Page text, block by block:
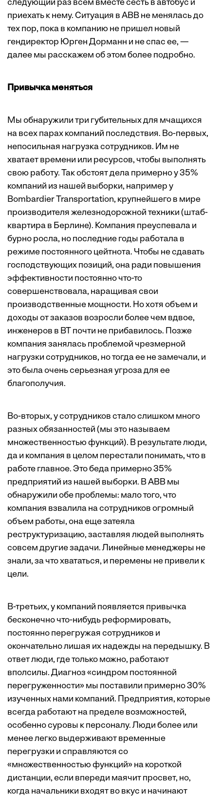
следующий раз всем вместе сесть в автобус и
приехать к нему. Ситуация в АВВ не менялась до
тех пор, пока в компанию не пришел новый
гендиректор Юрген Дорманн и не спас ее, —
далее мы расскажем об этом более подробно.
Привычка меняться
Мы обнаружили три губительных для мчащихся
на всех парах компаний последствия. Во-первых,
непосильная нагрузка сотрудников. Им не
хватает времени или ресурсов, чтобы выполнять
свою работу. Так обстоят дела примерно у 35%
компаний из нашей выборки, например у
Bombardier Transportation, крупнейшего в мире
производителя железнодорожной техники (штаб-
квартира в Берлине). Компания преуспевала и
бурно росла, но последние годы работала в
режиме постоянного цейтнота. Чтобы не сдавать
господствующих позиций, она ради повышения
эффективности постоянно что-то
совершенствовала, наращивая свои
производственные мощности. Но хотя объем и
доходы от заказов возросли более чем вдвое,
инженеров в ВТ почти не прибавилось. Позже
компания занялась проблемой чрезмерной
нагрузки сотрудников, но тогда ее не замечали, и
это была очень серьезная угроза для ее
благополучия.
Во-вторых, у сотрудников стало слишком много
разных обязанностей (мы это называем
множественностью функций). В результате люди,
да и компания в целом перестали понимать, что в
работе главное. Это беда примерно 35%
предприятий из нашей выборки. В АВВ мы
обнаружили обе проблемы: мало того, что
компания взвалила на сотрудников огромный
объем работы, она еще затеяла
реструктуризацию, заставляя людей выполнять
совсем другие задачи. Линейные менеджеры не
знали, за что хвататься, и перемены не привели к
цели.
В-третьих, у компаний появляется привычка
бесконечно что-нибудь реформировать,
постоянно перегружая сотрудников и
окончательно лишая их надежды на передышку. В
ответ люди, где только можно, работают
вполсилы. Диагноз «синдром постоянной
перегруженности» мы поставили примерно 30%
изученных нами компаний. Предприятия, которые
всегда работают на пределе возможностей,
особенно суровы к персоналу. Люди более или
менее легко выдерживают временные
перегрузки и справляются со
«множественностью функций» на короткой
дистанции, если впереди маячит просвет, но,
когда начальники входят во вкус и начинают